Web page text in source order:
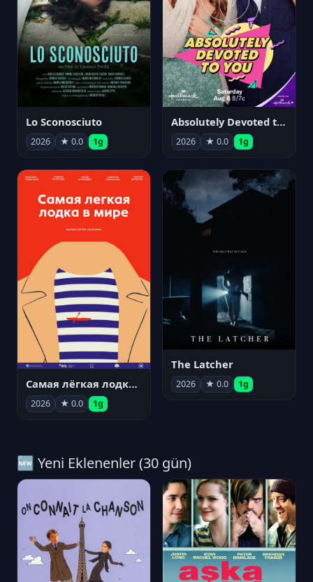
Lo Sconosciuto
2026 ★ 0.0 1g
Absolutely Devoted to You
2026 ★ 0.0 1g
Самая лёгкая лодка в мире
2026 ★ 0.0 1g
The Latcher
2026 ★ 0.0 1g
🆕 Yeni Eklenenler (30 gün)